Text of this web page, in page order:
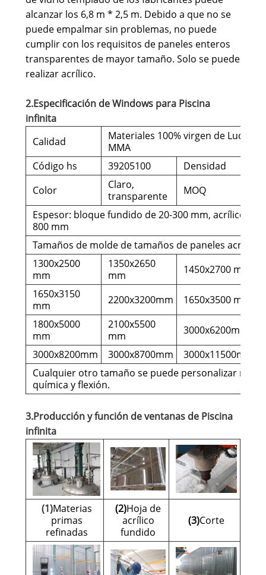
alcanzar los 6,8 m * 2,5 m. Debido a que no se
puede empalmar sin problemas, no puede
cumplir con los requisitos de paneles enteros
transparentes de mayor tamaño. Solo se puede
realizar acrílico.
2.Especificación de Windows para Piscina
infinita
Calidad
Materiales 100% virgen de Lucite
MMA
Código hs
39205100 Densidad
Color
Claro,
transparente
MOQ
Espesor: bloque fundido de 20-300 mm, acrílico
800 mm
Tamaños de molde de tamaños de paneles acrílicos:
1300x2500
mm
1350x2650
mm
1450x2700 mm
1650x3150
mm
2200x3200mm 1650x3500 mm
1800x5000
mm
2100x5500
mm
3000x6200mm
3000x8200mm
3000x8700mm 3000x11500mm
Cualquier otro tamaño se puede personalizar
química y flexión.
3.Producción y función de ventanas de Piscina
infinita
(1)Materias
primas
refinadas
(2)Hoja de
acrílico
fundido
(3)Corte